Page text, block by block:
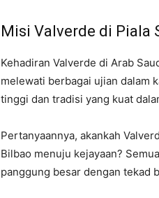
Misi Valverde di Piala
Kehadiran Valverde di Arab
melewati berbagai ujian dalam
tinggi dan tradisi yang kuat
Pertanyaannya, akankah
Bilbao menuju kejayaan?
panggung besar dengan tekad